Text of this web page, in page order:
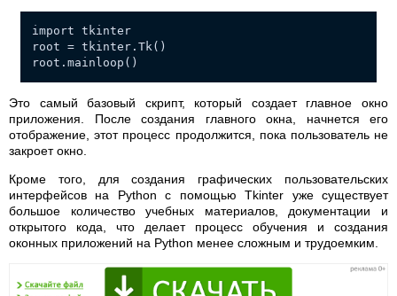
import tkinter
root = tkinter.Tk()
root.mainloop()
Это самый базовый скрипт, который создает главное окно
приложения. После создания главного окна, начнется его
отображение, этот процесс продолжится, пока пользователь не
закроет окно.
Кроме того, для создания графических пользовательских
интерфейсов на Python с помощью Tkinter уже существует
большое количество учебных материалов, документации и
открытого кода, что делает процесс обучения и создания
оконных приложений на Python менее сложным и трудоемким.